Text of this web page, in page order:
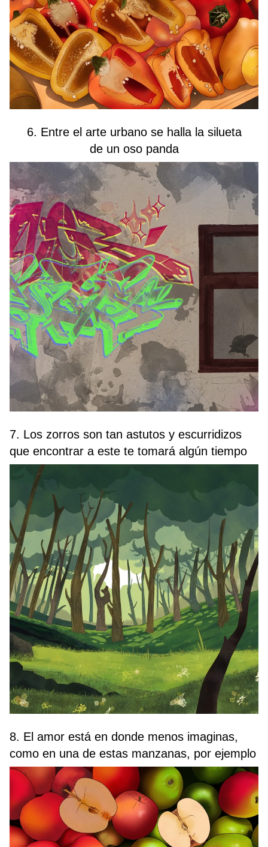
6. Entre el arte urbano se halla la silueta
de un oso panda
7. Los zorros son tan astutos y escurridizos
que encontrar a este te tomará algún tiempo
8. El amor está en donde menos imaginas,
como en una de estas manzanas, por ejemplo